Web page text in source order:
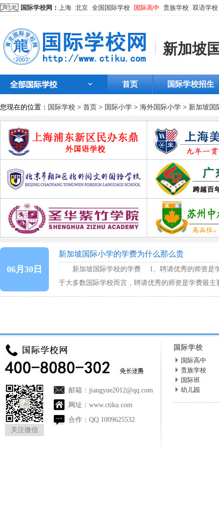
国际学校网 ： 上海 北京 全国国际学校 国际高中 贵族学校 双语学校
新加坡
首页 国际学校招生
您现在的位置： 国际学校 > 首页 > 国际小学 > 海外国际小学 > 新加坡国
06月30日
新加坡国际小学的学费为什么那么贵
新加坡国际学校的学费 1、聘请优秀的师资
于大多数国际学校而言，聘请优秀的师资是学费最主
73%的预算用于支配教师的工资和福……
关注微信
邮箱： jiangyue2012@qq.com
网址： www.ctiku.com
合作： QQ 1009625532
国际学校
国际高中
贵族学校
国际班
幼儿园